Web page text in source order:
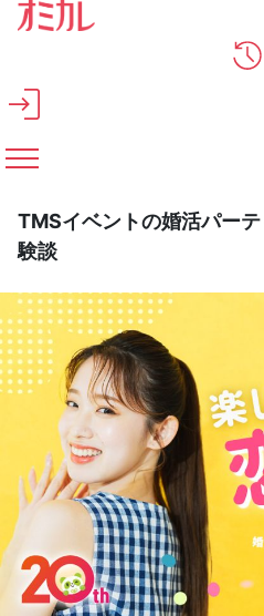
メインコンテンツへスキップ
TMSイベントの婚活パー
験談